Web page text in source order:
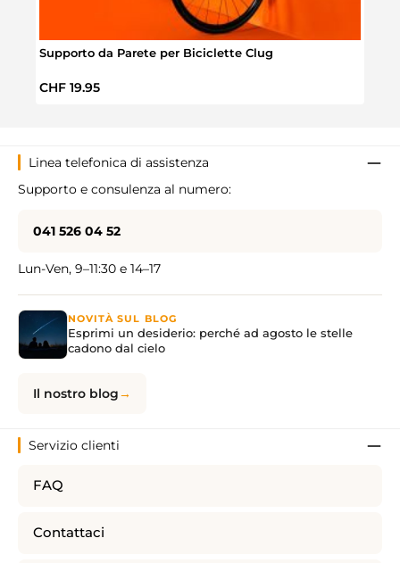
Supporto da Parete per Biciclette Clug
Prezzo normale:
CHF 19.95
Linea telefonica di assistenza
Supporto e consulenza al numero:
041 526 04 52
Lun-Ven, 9–11:30 e 14–17
NOVITÀ SUL BLOG
Esprimi un desiderio: perché ad agosto le stelle
cadono dal cielo
Il nostro blog
Servizio clienti
FAQ
Contattaci